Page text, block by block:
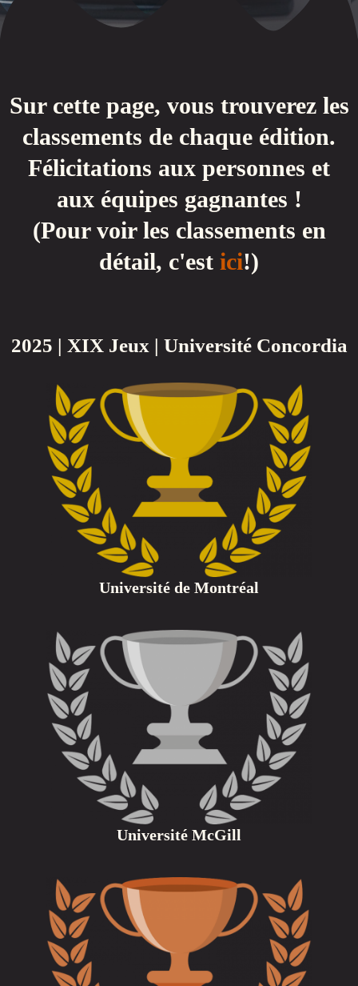
Sur cette page, vous trouverez les
classements de chaque édition.
Félicitations aux personnes et
aux équipes gagnantes !
(Pour voir les classements en
détail, c'est ici!)
2025 | XIX Jeux | Université Concordia
Université de Montréal
Université McGill